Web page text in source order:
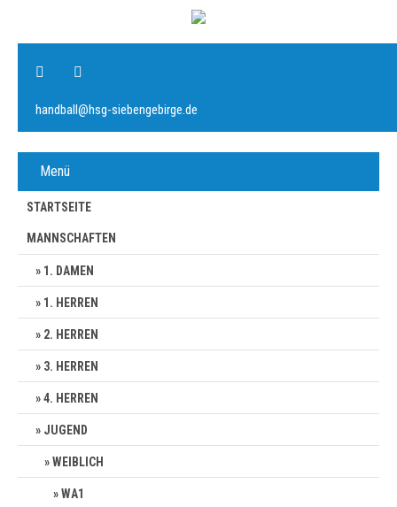
handball@hsg-siebengebirge.de
Menü
STARTSEITE
MANNSCHAFTEN
1. DAMEN
1. HERREN
2. HERREN
3. HERREN
4. HERREN
JUGEND
WEIBLICH
WA1